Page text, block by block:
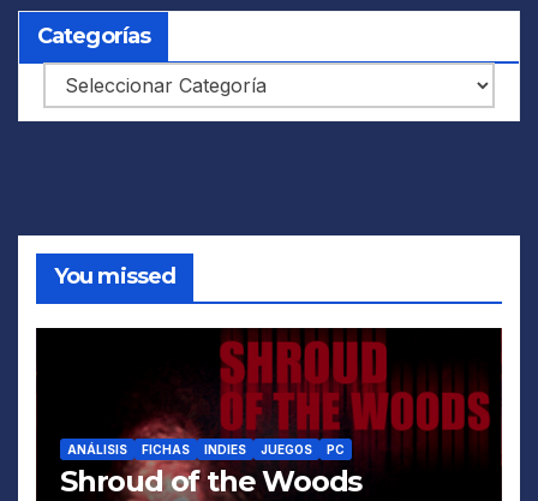
Categorías
Categorías
You missed
ANÁLISIS FICHAS INDIES JUEGOS PC
Shroud of the Woods